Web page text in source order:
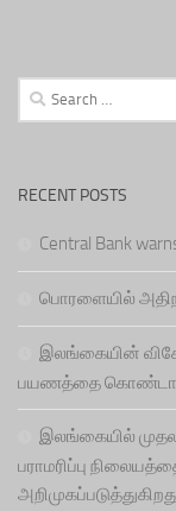
Search
for:
RECENT POSTS
Central Bank
பொரளையில்
இலங்கையின்
பயணத்தை
இலங்கையில்
பராமரிப்பு